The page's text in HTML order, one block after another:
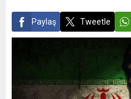
Paylaş Tweetle